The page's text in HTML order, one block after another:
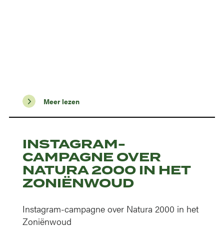
Meer lezen
INSTAGRAM-
CAMPAGNE OVER
NATURA 2000 IN HET
ZONIËNWOUD
Instagram-campagne over Natura 2000 in het
Zoniënwoud